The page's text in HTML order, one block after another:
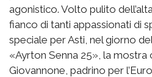
agonistico. Volto pulito
fianco di tanti appassionati di
speciale per Asti, nel giorno
«Ayrton Senna 25», la mostra
Giovannone, padrino per